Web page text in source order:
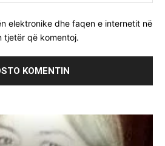
elektronike dhe faqen e internetit në
tjetër që komentoj.